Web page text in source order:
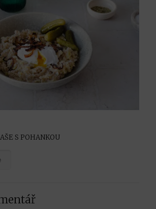
S POHANKOU